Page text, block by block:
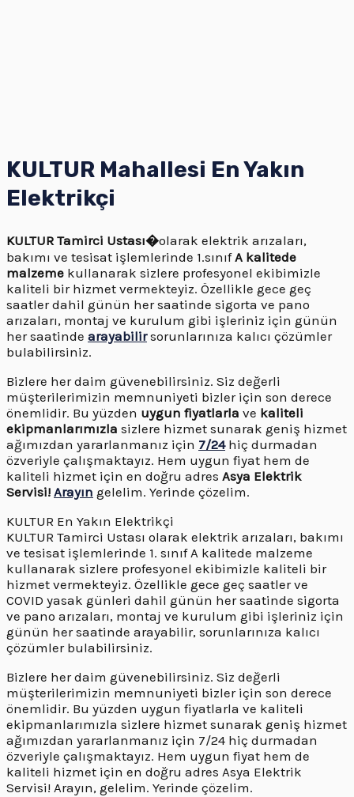
KULTUR Mahallesi En Yakın
Elektrikçi
KULTUR Tamirci Ustası�olarak elektrik arızaları,
bakımı ve tesisat işlemlerinde 1.sınıfA kalitede
malzeme kullanarak sizlere profesyonel ekibimizle
kaliteli bir hizmet vermekteyiz. Özellikle gece geç
saatler dahil günün her saatinde sigorta ve pano
arızaları, montaj ve kurulum gibi işleriniz için günün
her saatinde arayabilirsorunlarınıza kalıcı çözümler
bulabilirsiniz.
Bizlere her daim güvenebilirsiniz. Siz değerli
müşterilerimizin memnuniyeti bizler için son derece
önemlidir. Bu yüzden uygun fiyatlarla ve kaliteli
ekipmanlarımızla sizlere hizmet sunarak geniş hizmet
ağımızdan yararlanmanız için 7/24hiç durmadan
özveriyle çalışmaktayız. Hem uygun fiyat hem de
kaliteli hizmet için en doğru adres Asya Elektrik
Servisi! Arayın gelelim. Yerinde çözelim.
KULTUR En Yakın Elektrikçi
KULTUR Tamirci Ustası olarak elektrik arızaları, bakımı
ve tesisat işlemlerinde 1. sınıf A kalitede malzeme
kullanarak sizlere profesyonel ekibimizle kaliteli bir
hizmet vermekteyiz. Özellikle gece geç saatler ve
COVID yasak günleri dahil günün her saatinde sigorta
ve pano arızaları, montaj ve kurulum gibi işleriniz için
günün her saatinde arayabilir, sorunlarınıza kalıcı
çözümler bulabilirsiniz.
Bizlere her daim güvenebilirsiniz. Siz değerli
müşterilerimizin memnuniyeti bizler için son derece
önemlidir. Bu yüzden uygun fiyatlarla ve kaliteli
ekipmanlarımızla sizlere hizmet sunarak geniş hizmet
ağımızdan yararlanmanız için 7/24 hiç durmadan
özveriyle çalışmaktayız. Hem uygun fiyat hem de
kaliteli hizmet için en doğru adres Asya Elektrik
Servisi! Arayın, gelelim. Yerinde çözelim.